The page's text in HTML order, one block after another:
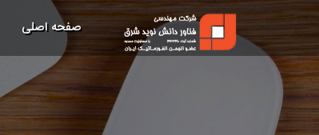
صفحه اصلی